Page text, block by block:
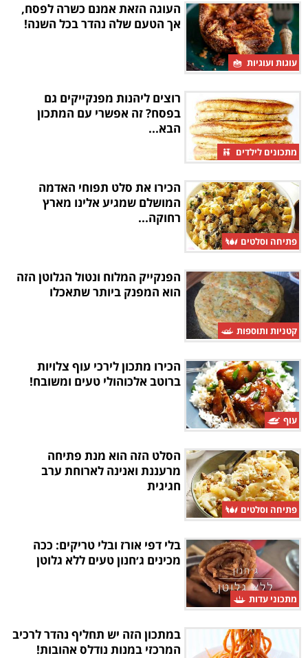
עוגות ועוגיות
העוגה הזאת אמנם כשרה לפסח,
אך הטעם שלה נהדר בכל השנה!
מתכונים לילדים
רוצים ליהנות מפנקייקים גם
בפסח? זה אפשרי עם המתכון
הבא...
פתיחה וסלטים
הכירו את סלט תפוחי האדמה
המושלם שמגיע אלינו מארץ
רחוקה...
קטניות ותוספות
הפנקייק המלוח ונטול הגלוטן הזה
הוא המפנק ביותר שתאכלו
עוף
הכירו מתכון לירכי עוף צלויות
ברוטב אלכוהולי טעים ומשובח!
פתיחה וסלטים
הסלט הזה הוא מנת פתיחה
מרעננת ואנינה לארוחת ערב
חגיגית
מתכוני עדות
בלי דפי אורז ובלי טריקים: ככה
מכינים ג׳חנון טעים ללא גלוטן
במתכון הזה יש תחליף נהדר לרכיב
המרכזי במנות נודלס אהובות!